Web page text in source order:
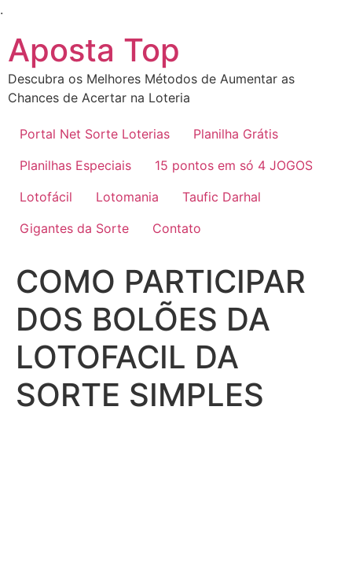
.
conteúdo
Aposta Top
Descubra os Melhores Métodos de Aumentar as
Chances de Acertar na Loteria
Portal Net Sorte Loterias
Planilha Grátis
Planilhas Especiais
15 pontos em só 4 JOGOS
Lotofácil
Lotomania
Taufic Darhal
Gigantes da Sorte
Contato
COMO PARTICIPAR
DOS BOLÕES DA
LOTOFACIL DA
SORTE SIMPLES